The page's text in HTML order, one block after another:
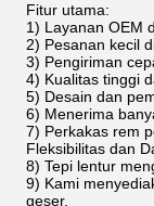
Fitur utama:
1) Layanan OEM
2) Pesanan kecil
3) Pengiriman
4) Kualitas tinggi
5) Desain dan
6) Menerima
7) Perkakas rem
Fleksibilitas dan
8) Tepi lentur
9) Kami
geser.